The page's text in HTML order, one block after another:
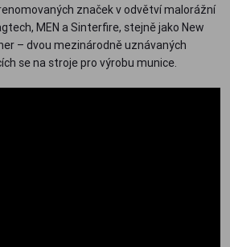
značek v odvětví malorážní
MEN a Sinterfire, stejně jako New
– dvou mezinárodně uznávaných
se na stroje pro výrobu munice.